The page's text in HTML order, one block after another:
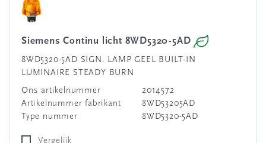
Siemens Continu licht 8WD5320-5AD
8WD5320-5AD SIGN. LAMP GEEL BUILT-IN
LUMINAIRE STEADY BURN
Ons artikelnummer
2014572
Artikelnummer fabrikant
8WD53205AD
Type nummer
8WD5320-5AD
Vergelijk